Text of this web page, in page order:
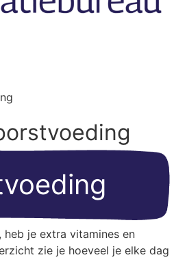
je extra vitamines en
zie je hoeveel je elke dag